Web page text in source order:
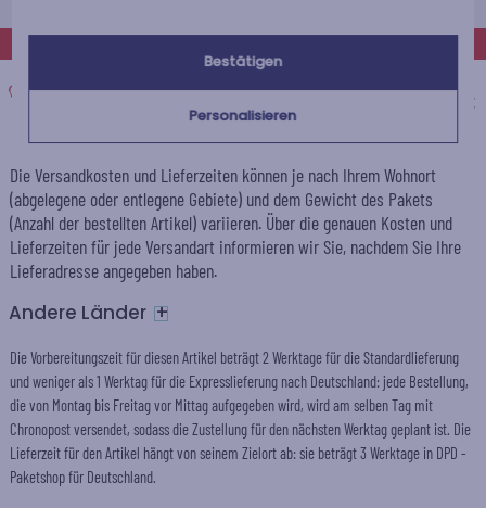
Montag 10 August 2026
16,95 €
Die Versandkosten und Lieferzeiten können je nach Ihrem Wohnort
(abgelegene oder entlegene Gebiete) und dem Gewicht des Pakets
(Anzahl der bestellten Artikel) variieren. Über die genauen Kosten und
Lieferzeiten für jede Versandart informieren wir Sie, nachdem Sie Ihre
Lieferadresse angegeben haben.
Andere Länder +
Die Vorbereitungszeit für diesen Artikel beträgt 2 Werktage für die Standardlieferung
und weniger als 1 Werktag für die Expresslieferung nach Deutschland: jede Bestellung,
die von Montag bis Freitag vor Mittag aufgegeben wird, wird am selben Tag mit
Chronopost versendet, sodass die Zustellung für den nächsten Werktag geplant ist. Die
Lieferzeit für den Artikel hängt von seinem Zielort ab: sie beträgt 3 Werktage in DPD -
Paketshop für Deutschland.
Bestätigen
Personalisieren